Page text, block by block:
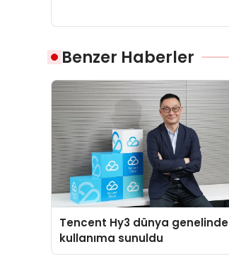
Benzer Haberler
Tencent Hy3 dünya genelinde
kullanıma sunuldu